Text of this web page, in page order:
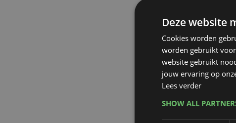
Deze website
Cookies worden
worden gebruikt
website gebruikt
jouw ervaring op
Lees verder
SHOW ALL